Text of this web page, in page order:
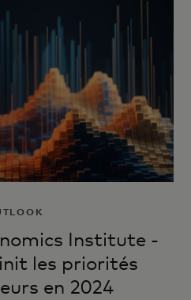
Institute -
les priorités
en 2024